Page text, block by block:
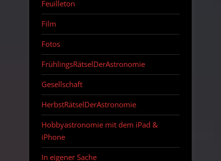
Feuilleton
Film
Fotos
FrühlingsRätselDerAstronomie
Gesellschaft
HerbstRätselDerAstronomie
Hobbyastronomie mit dem iPad &
iPhone
In eigener Sache